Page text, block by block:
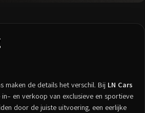
maken de details het verschil. Bij LN Cars
en verkoop van exclusieve en sportieve
door de juiste uitvoering, een eerlijke